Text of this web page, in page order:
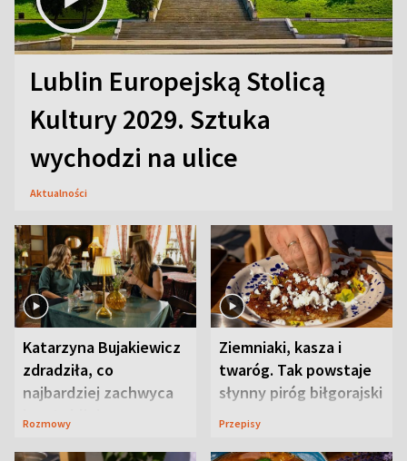
Lublin Europejską Stolicą
Kultury 2029. Sztuka
wychodzi na ulice
Aktualności
Katarzyna Bujakiewicz
zdradziła, co
najbardziej zachwyca
ją w Lublinie
Rozmowy
Ziemniaki, kasza i
twaróg. Tak powstaje
słynny piróg biłgorajski
Przepisy